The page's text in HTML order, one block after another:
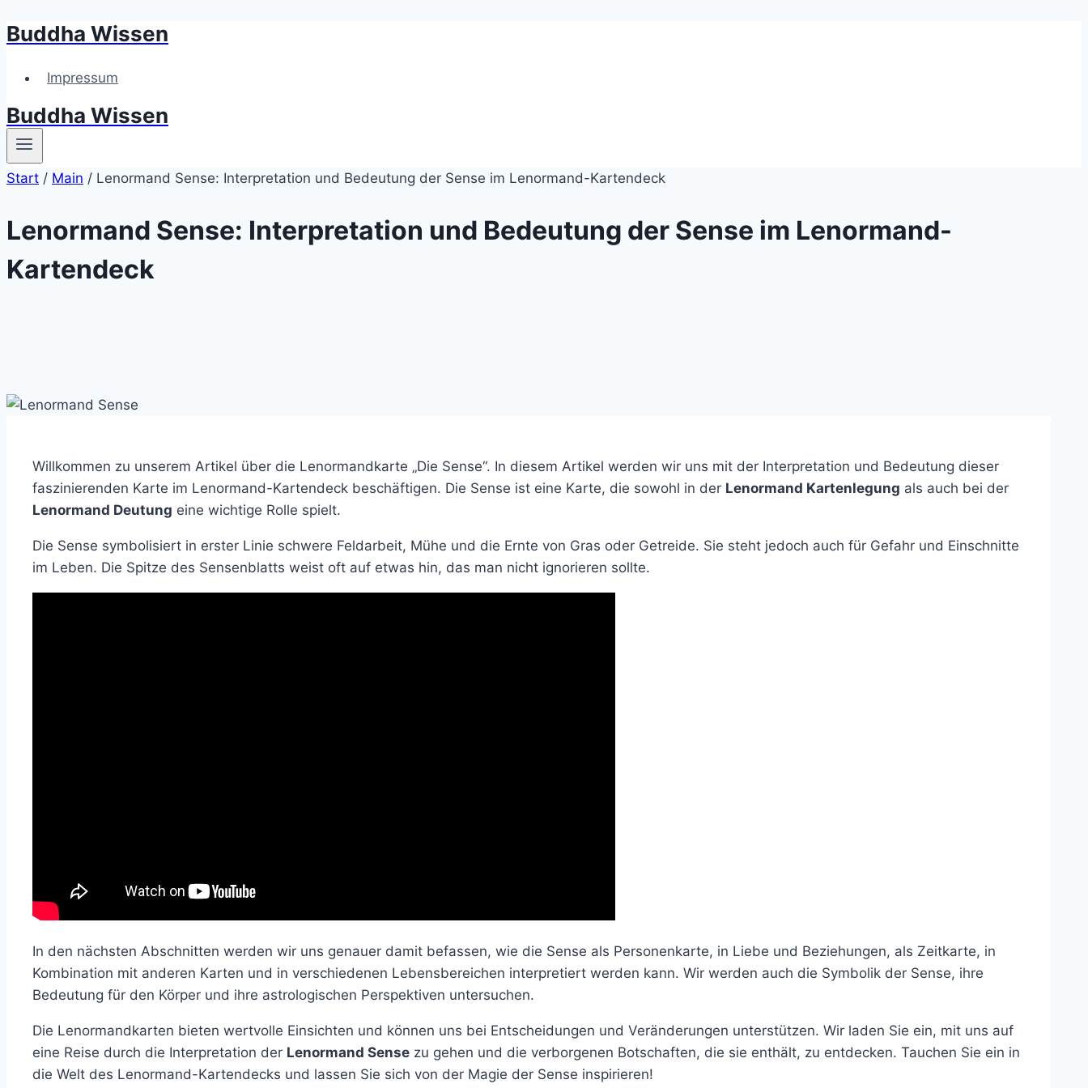
Zum
springen
Buddha Wissen
Impressum
Buddha Wissen
Start / Main / Lenormand Sense: Interpretation und Bedeutung der Sense im Lenormand-Kartendeck
Lenormand Sense: Interpretation und Bedeutung der Sense im Lenormand-
Kartendeck
Willkommen zu unserem Artikel über die Lenormandkarte „Die Sense“. In diesem Artikel werden wir uns mit der Interpretation und Bedeutung dieser
faszinierenden Karte im Lenormand-Kartendeck beschäftigen. Die Sense ist eine Karte, die sowohl in der Lenormand Kartenlegung als auch bei der
Lenormand Deutung eine wichtige Rolle spielt.
Die Sense symbolisiert in erster Linie schwere Feldarbeit, Mühe und die Ernte von Gras oder Getreide. Sie steht jedoch auch für Gefahr und Einschnitte
im Leben. Die Spitze des Sensenblatts weist oft auf etwas hin, das man nicht ignorieren sollte.
In den nächsten Abschnitten werden wir uns genauer damit befassen, wie die Sense als Personenkarte, in Liebe und Beziehungen, als Zeitkarte, in
Kombination mit anderen Karten und in verschiedenen Lebensbereichen interpretiert werden kann. Wir werden auch die Symbolik der Sense, ihre
Bedeutung für den Körper und ihre astrologischen Perspektiven untersuchen.
Die Lenormandkarten bieten wertvolle Einsichten und können uns bei Entscheidungen und Veränderungen unterstützen. Wir laden Sie ein, mit uns auf
eine Reise durch die Interpretation der Lenormand Sense zu gehen und die verborgenen Botschaften, die sie enthält, zu entdecken. Tauchen Sie ein in
die Welt des Lenormand-Kartendecks und lassen Sie sich von der Magie der Sense inspirieren!